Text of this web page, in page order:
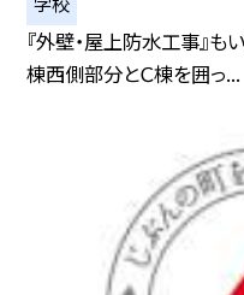
『外壁・屋上防水工事』も
棟西側部分とＣ棟を囲っ...